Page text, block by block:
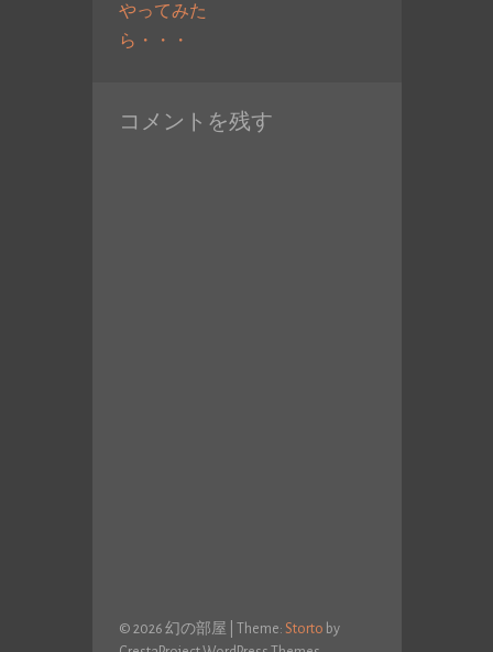
やってみた
ら・・・
投
コメントを残す
© 2026 幻の部屋 Theme: Storto by